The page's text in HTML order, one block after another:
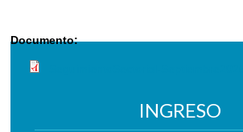
Documento:
INGRESO